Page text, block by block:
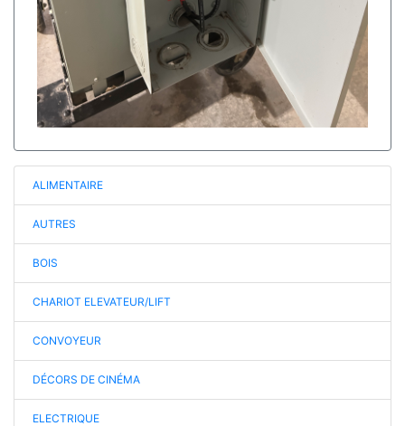
ALIMENTAIRE
AUTRES
BOIS
CHARIOT ELEVATEUR/LIFT
CONVOYEUR
DÉCORS DE CINÉMA
ELECTRIQUE